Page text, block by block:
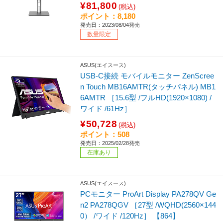
¥81,800 (税込)
ポイント：8,180
発売日：2023/08/04発売
数量限定
ASUS(エイスース)
USB-C接続 モバイルモニター ZenScree
n Touch MB16AMTR(タッチパネル) MB1
6AMTR ［15.6型 /フルHD(1920×1080) /
ワイド /61Hz］
¥50,728 (税込)
ポイント：508
発売日：2025/02/28発売
在庫あり
ASUS(エイスース)
PCモニター ProArt Display PA278QV Ge
n2 PA278QGV ［27型 /WQHD(2560×144
0） /ワイド /120Hz］ 【864】